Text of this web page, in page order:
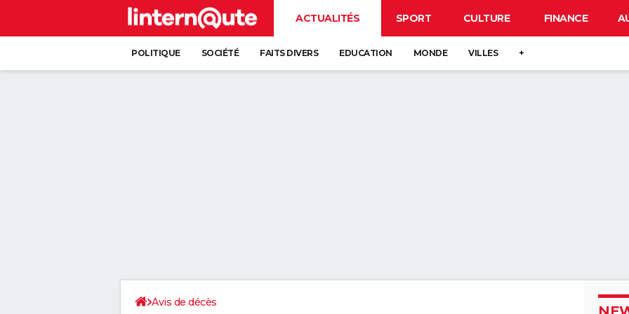
ACTUALITÉS SPORT CULTURE FINANCE
POLITIQUE SOCIÉTÉ FAITS DIVERS EDUCATION MONDE VILLES +
Avis de décès